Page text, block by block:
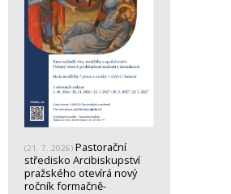
(21. 7. 2026) Pastorační
středisko Arcibiskupství
pražského otevírá nový
ročník formačně-